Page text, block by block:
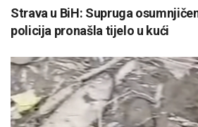
Strava u BiH: Supruga
policija pronašla tijelo u kući